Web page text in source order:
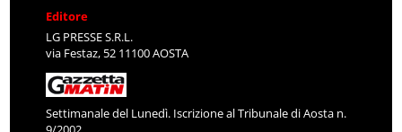
Editore
LG PRESSE S.R.L.
via Festaz, 52 11100 AOSTA
Settimanale del Lunedì. Iscrizione al Tribunale di Aosta n.